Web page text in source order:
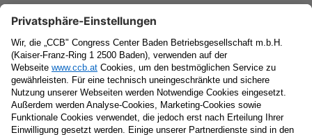
Newsletter
Vorname
Nachname